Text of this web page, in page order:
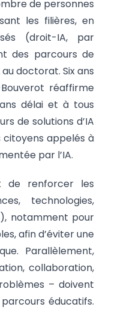
de personnes
les filières, en
(droit-IA, par
des parcours de
doctorat. Six ans
réaffirme
délai et à tous
de solutions d’IA
citoyens appelés à
par l’IA.
de renforcer les
technologies,
notamment pour
afin d’éviter une
Parallèlement,
collaboration,
– doivent
éducatifs.